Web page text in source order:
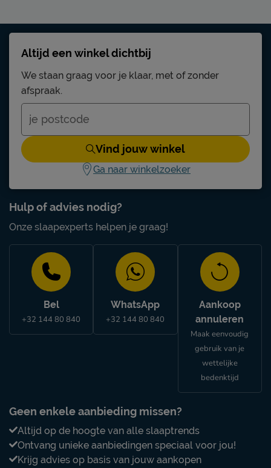
Hulp of advies nodig?
Onze slaapexperts helpen je graag!
Bel
+32 144 80 840
WhatsApp
+32 144 80 840
Aankoop
annuleren
Maak eenvoudig
gebruik van je
wettelijke
bedenktijd
Geen enkele aanbieding missen?
Altijd op de hoogte van alle slaaptrends
Ontvang unieke aanbiedingen speciaal voor jou!
Krijg advies op basis van jouw aankopen
Altijd een winkel dichtbij
We staan graag voor je klaar, met of zonder
afspraak.
Vind jouw winkel
Ga naar winkelzoeker